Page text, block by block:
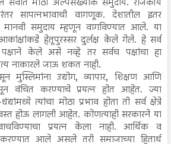
सापत्नभावाची वागणूक. देशातील इतर
मानवी समुदाय म्हणून वागविण्यात आले. या
हेतूपुरस्सर दुर्लक्ष केले गेले. हे सर्व
केले असे नव्हे तर सर्वच पक्षांचा हा
नाकारले जाऊ शकत नाही.
मुस्लिमांना उद्योग, व्यापार, शिक्षण आणि
वंचित करण्याचे प्रयत्न होत आहेत. ज्या
त्यांचा मोठा प्रभाव होता ती सर्व क्षेत्रे
होऊ लागली आहेत. कोणत्याही सरकारने या
वाचविण्याचा प्रयत्न केला नाही. आर्थिक व
आले असले तरी समाजाच्या हितार्थ